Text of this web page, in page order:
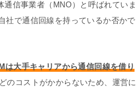
信事業者（MNO）と呼ばれていま
社で通信回線を持っているか否かで
は大手キャリアから通信回線を借り
のコストがかからないため、運営に